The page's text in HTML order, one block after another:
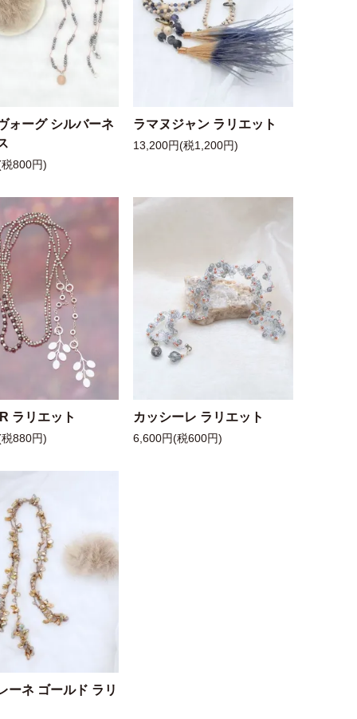
ォーグ シルバーネ
800円)
ラマヌジャン ラリエット
13,200円(税1,200円)
ラリエット
880円)
カッシーレ ラリエット
6,600円(税600円)
ーネ ゴールド ラリ